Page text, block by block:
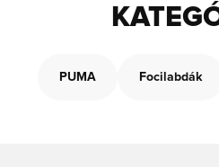
PUMA Focilabdák